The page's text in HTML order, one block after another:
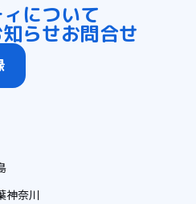
について
らせお問合せ
神奈川